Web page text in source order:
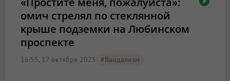
омич стрелял по стеклянной
крыше подземки на Любинском
проспекте
16:55, 17 октября 2025 #вандализм